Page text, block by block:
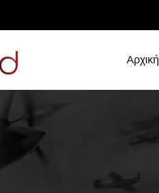
κατέληξε κομμένος σε εκατοντάδες κομμάτια
Αρχική